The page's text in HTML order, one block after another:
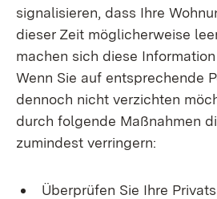
signalisieren, dass Ihre
dieser Zeit möglicherweise
machen sich diese
Wenn Sie auf entsprechende
dennoch nicht verzichten
durch folgende Maßnahmen
zumindest verringern:
Überprüfen Sie Ihre